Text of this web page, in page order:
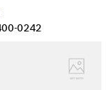
0242